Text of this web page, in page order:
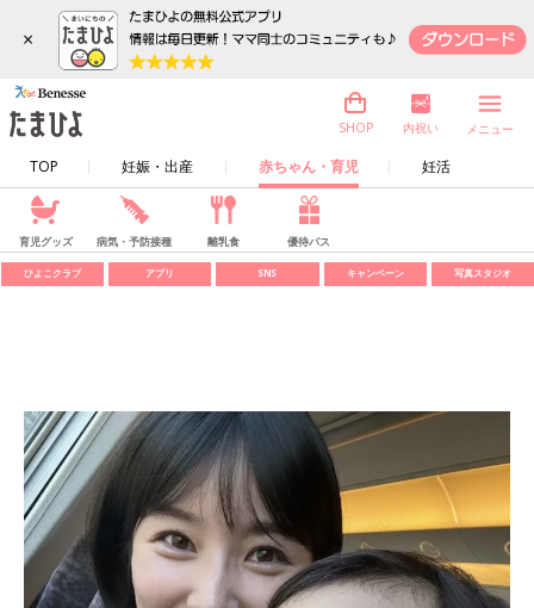
×
TOP 妊娠・出産 赤ちゃん・育児 妊活
SHOP 内祝い メニュー
育児グッズ 病気・予防接種 離乳食 優待パス
ひよこクラブ アプリ SNS キャンペーン 写真スタジオ